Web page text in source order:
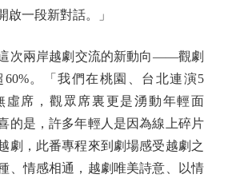
啟一段新對話。」
兩岸越劇交流的新動向——觀劇
。「我們在桃園、台北連演5
虛席，觀眾席裏更是湧動年輕面
的是，許多年輕人是因為線上碎片
劇，此番專程來到劇場感受越劇之
、情感相通，越劇唯美詩意、以情